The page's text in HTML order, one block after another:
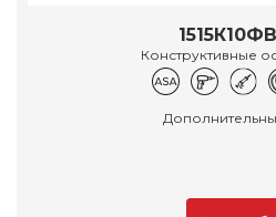
Конструктивные